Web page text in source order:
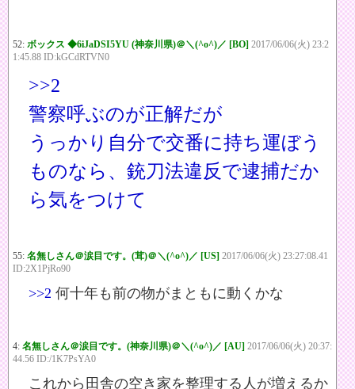
52: ボックス ◆6iJaDSI5YU (神奈川県)＠＼(^o^)／ [BO] 2017/06/06(火) 23:2
1:45.88 ID:kGCdRTVN0
>>2
警察呼ぶのが正解だが
うっかり自分で交番に持ち運ぼう
ものなら、銃刀法違反で逮捕だか
ら気をつけて
55: 名無しさん＠涙目です。(茸)＠＼(^o^)／ [US] 2017/06/06(火) 23:27:08.41
ID:2X1PjRo90
>>2 何十年も前の物がまともに動くかな
4: 名無しさん＠涙目です。(神奈川県)＠＼(^o^)／ [AU] 2017/06/06(火) 20:37:
44.56 ID:/1K7PsYA0
これから田舎の空き家を整理する人が増えるか